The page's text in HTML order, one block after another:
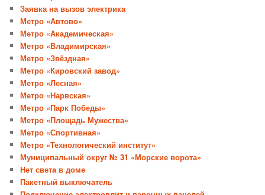
Заявка на вызов электрика
Метро «Автово»
Метро «Академическая»
Метро «Владимирская»
Метро «Звёздная»
Метро «Кировский завод»
Метро «Лесная»
Метро «Нарвская»
Метро «Парк Победы»
Метро «Площадь Мужества»
Метро «Спортивная»
Метро «Технологический институт»
Муниципальный округ № 31 «Морские ворота»
Нет света в доме
Пакетный выключатель